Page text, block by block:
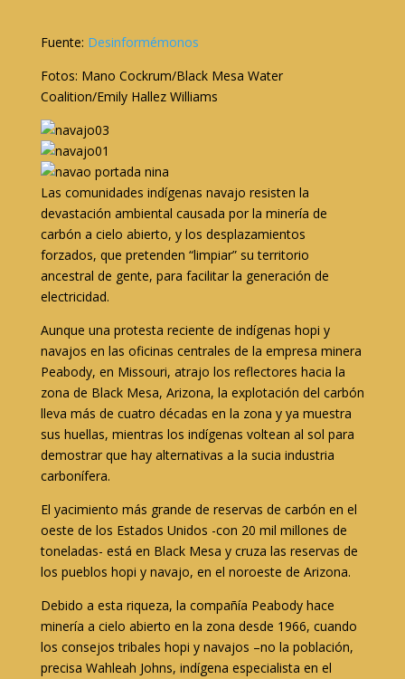
Fuente: Desinformémonos
Fotos: Mano Cockrum/Black Mesa Water
Coalition/Emily Hallez Williams
Las comunidades indígenas navajo resisten la
devastación ambiental causada por la minería de
carbón a cielo abierto, y los desplazamientos
forzados, que pretenden “limpiar” su territorio
ancestral de gente, para facilitar la generación de
electricidad.
Aunque una protesta reciente de indígenas hopi y
navajos en las oficinas centrales de la empresa minera
Peabody, en Missouri, atrajo los reflectores hacia la
zona de Black Mesa, Arizona, la explotación del carbón
lleva más de cuatro décadas en la zona y ya muestra
sus huellas, mientras los indígenas voltean al sol para
demostrar que hay alternativas a la sucia industria
carbonífera.
El yacimiento más grande de reservas de carbón en el
oeste de los Estados Unidos -con 20 mil millones de
toneladas- está en Black Mesa y cruza las reservas de
los pueblos hopi y navajo, en el noroeste de Arizona.
Debido a esta riqueza, la compañía Peabody hace
minería a cielo abierto en la zona desde 1966, cuando
los consejos tribales hopi y navajos –no la población,
precisa Wahleah Johns, indígena especialista en el